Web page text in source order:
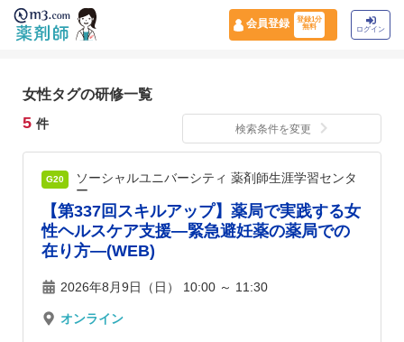
会員登録
登録1分
無料
ログイン
女性タグの研修一覧
5 件 検索条件を変更
G20
ソーシャルユニバーシティ 薬剤師生涯学習センタ
ー
【第337回スキルアップ】薬局で実践する女
性ヘルスケア支援―緊急避妊薬の薬局での
在り方―(WEB)
2026年8月9日（日） 10:00 ～ 11:30
オンライン